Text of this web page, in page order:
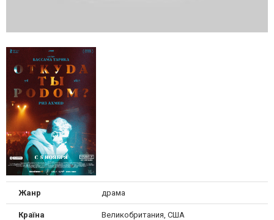
Жанр драма
Країна Великобритания, США